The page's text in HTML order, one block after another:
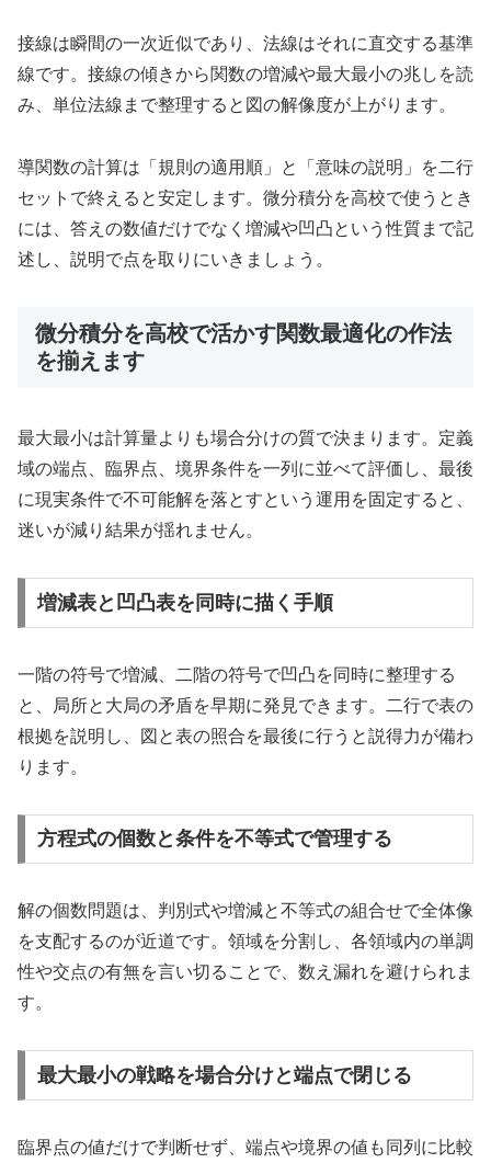
接線は瞬間の一次近似であり、法線はそれに直交する基準
線です。接線の傾きから関数の増減や最大最小の兆しを読
み、単位法線まで整理すると図の解像度が上がります。
導関数の計算は「規則の適用順」と「意味の説明」を二行
セットで終えると安定します。微分積分を高校で使うとき
には、答えの数値だけでなく増減や凹凸という性質まで記
述し、説明で点を取りにいきましょう。
微分積分を高校で活かす関数最適化の作法
を揃えます
最大最小は計算量よりも場合分けの質で決まります。定義
域の端点、臨界点、境界条件を一列に並べて評価し、最後
に現実条件で不可能解を落とすという運用を固定すると、
迷いが減り結果が揺れません。
増減表と凹凸表を同時に描く手順
一階の符号で増減、二階の符号で凹凸を同時に整理する
と、局所と大局の矛盾を早期に発見できます。二行で表の
根拠を説明し、図と表の照合を最後に行うと説得力が備わ
ります。
方程式の個数と条件を不等式で管理する
解の個数問題は、判別式や増減と不等式の組合せで全体像
を支配するのが近道です。領域を分割し、各領域内の単調
性や交点の有無を言い切ることで、数え漏れを避けられま
す。
最大最小の戦略を場合分けと端点で閉じる
臨界点の値だけで判断せず、端点や境界の値も同列に比較